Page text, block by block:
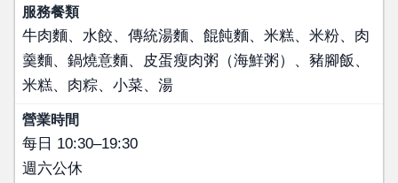
牛肉麵、水餃、傳統湯麵、餛飩麵、米糕、米粉、肉
羹麵、鍋燒意麵、皮蛋瘦肉粥（海鮮粥）、豬腳飯、
米糕、肉粽、小菜、湯
每日 10:30–19:30
週六公休